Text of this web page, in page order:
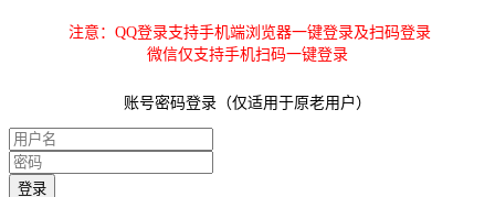
注意：QQ登录支持手机端浏览器一键登录及扫码登录
微信仅支持手机扫码一键登录
账号密码登录（仅适用于原老用户）